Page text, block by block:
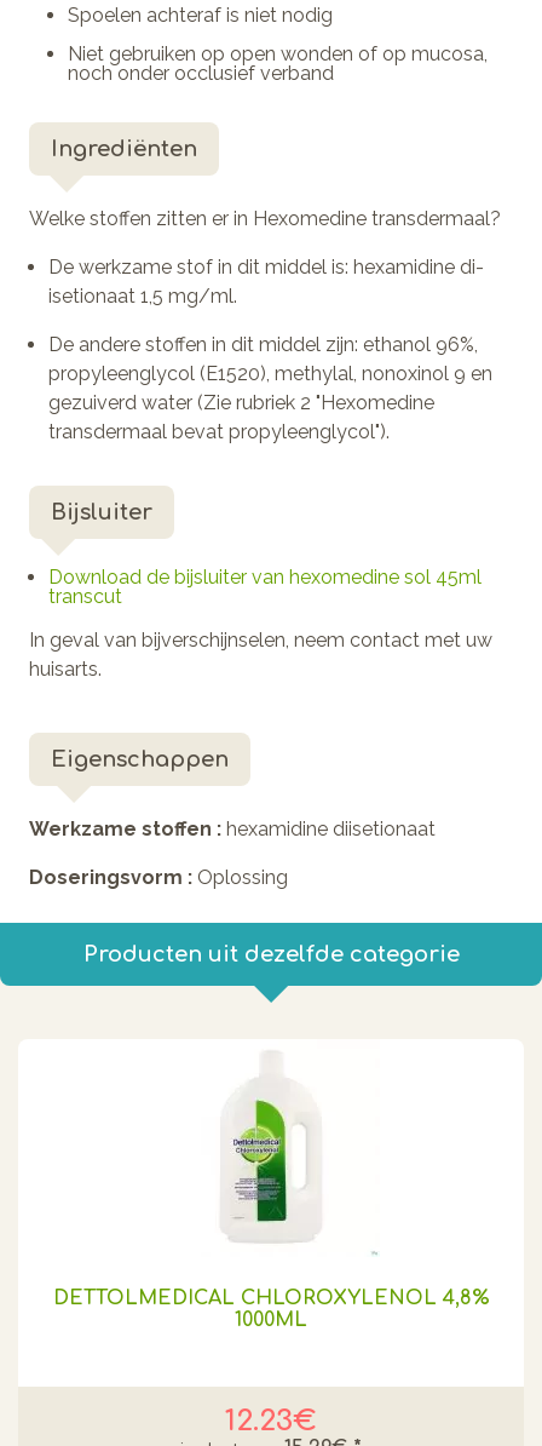
Spoelen achteraf is niet nodig
Niet gebruiken op open wonden of op mucosa,
noch onder occlusief verband
Ingrediënten
Welke stoffen zitten er in Hexomedine transdermaal?
De werkzame stof in dit middel is: hexamidine di-
isetionaat 1,5 mg/ml.
De andere stoffen in dit middel zijn: ethanol 96%,
propyleenglycol (E1520), methylal, nonoxinol 9 en
gezuiverd water (Zie rubriek 2 "Hexomedine
transdermaal bevat propyleenglycol").
Bijsluiter
Download de bijsluiter van hexomedine sol 45ml
transcut
In geval van bijverschijnselen, neem contact met uw
huisarts.
Eigenschappen
Werkzame stoffen : hexamidine diisetionaat
Doseringsvorm : Oplossing
Producten uit dezelfde categorie
DETTOLMEDICAL CHLOROXYLENOL 4,8%
1000ML
12.23€